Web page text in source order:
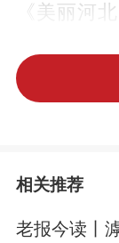
《美丽河
物，年画
的山河景象
编辑：李红
相关推荐
老报今读丨